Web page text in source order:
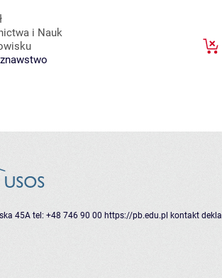
i Nauk
45A tel: +48 746 90 00 https://pb.edu.pl kontakt